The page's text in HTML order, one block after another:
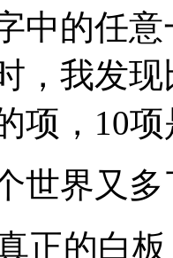
中的任
，我发
项，10
界又多
的白板